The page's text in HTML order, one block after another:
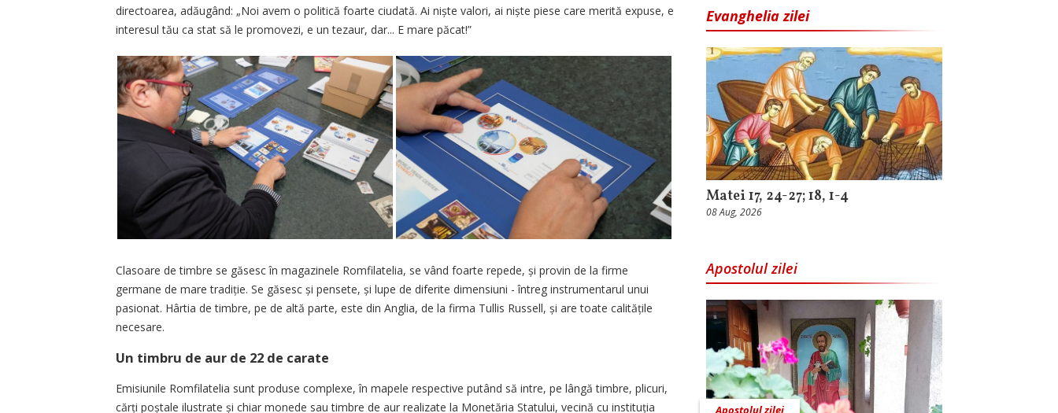
directoarea, adăugând: „Noi avem o politică foarte ciudată. Ai niște valori, ai niște piese care merită expuse, e
interesul tău ca stat să le promovezi, e un tezaur, dar... E mare păcat!”
Clasoare de timbre se găsesc în magazinele Romfilatelia, se vând foarte repede, și provin de la firme
germane de mare tradiție. Se găsesc și pensete, și lupe de diferite dimensiuni - întreg instrumentarul unui
pasionat. Hârtia de timbre, pe de altă parte, este din Anglia, de la firma Tullis Russell, și are toate calitățile
necesare.
Un timbru de aur de 22 de carate
Emisiunile Romfilatelia sunt produse complexe, în mapele respective putând să intre, pe lângă timbre, plicuri,
cărți poștale ilustrate și chiar monede sau timbre de aur realizate la Monetăria Statului, vecină cu instituția
Evanghelia zilei
Matei 17, 24-27; 18, 1-4
08 Aug, 2026
Apostolul zilei
Apostolul zilei